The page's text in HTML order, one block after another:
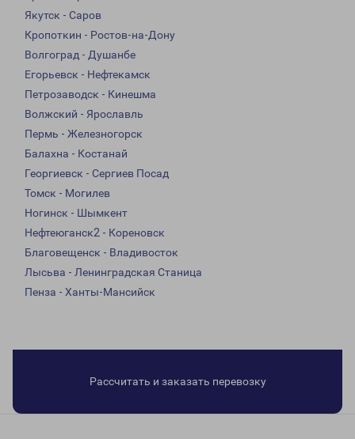
Якутск - Саров
Кропоткин - Ростов-на-Дону
Волгоград - Душанбе
Егорьевск - Нефтекамск
Петрозаводск - Кинешма
Волжский - Ярославль
Пермь - Железногорск
Балахна - Костанай
Георгиевск - Сергиев Посад
Томск - Могилев
Ногинск - Шымкент
Нефтеюганск2 - Кореновск
Благовещенск - Владивосток
Лысьва - Ленинградская Станица
Пенза - Ханты-Мансийск
Рассчитать и заказать перевозку